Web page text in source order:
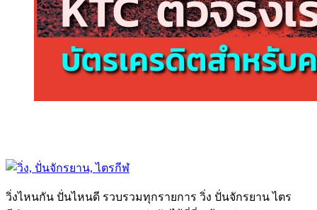
วิ่งไหนกัน ปั่นไหนดี รวบรวมทุกรายการ วิ่ง ปั่นจักรยาน ไตร